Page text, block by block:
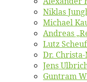
Ni­klas
Mi­cha­el
An­dre­as
Lutz
Dr.
Jens
Gun­tram